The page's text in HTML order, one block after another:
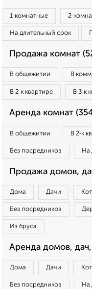
1‑комнатные
На длительный срок
Продажа комнат
В общежитии В
В 2‑к квартире В 3‑к
Аренда комнат
В общежитии В 2‑к
Без посредников На
Продажа домов,
Дома Дачи
Без посредников
Из бруса
Аренда домов,
Дома Дачи
Без посредников На